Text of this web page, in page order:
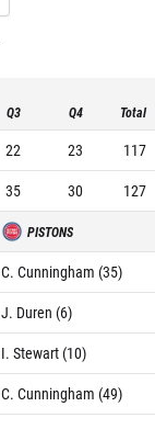
Q3 Q4 Total
22 23
117
35 30 127
PISTONS
C. Cunningham (35)
J. Duren (6)
I. Stewart (10)
C. Cunningham (49)